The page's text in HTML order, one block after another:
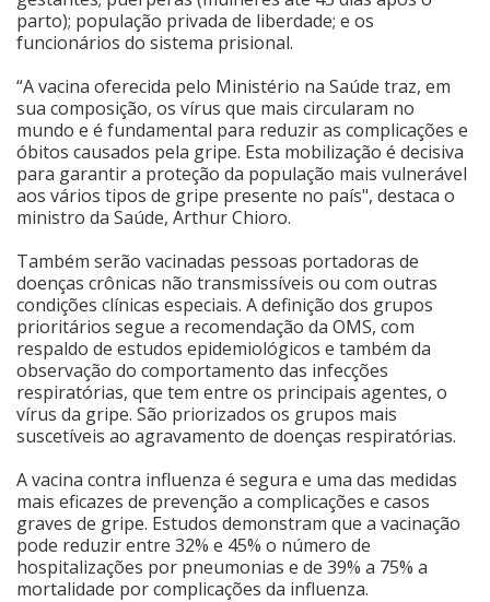
parto); população privada de liberdade; e os
funcionários do sistema prisional.
“A vacina oferecida pelo Ministério na Saúde traz, em
sua composição, os vírus que mais circularam no
mundo e é fundamental para reduzir as complicações e
óbitos causados pela gripe. Esta mobilização é decisiva
para garantir a proteção da população mais vulnerável
aos vários tipos de gripe presente no país", destaca o
ministro da Saúde, Arthur Chioro.
Também serão vacinadas pessoas portadoras de
doenças crônicas não transmissíveis ou com outras
condições clínicas especiais. A definição dos grupos
prioritários segue a recomendação da OMS, com
respaldo de estudos epidemiológicos e também da
observação do comportamento das infecções
respiratórias, que tem entre os principais agentes, o
vírus da gripe. São priorizados os grupos mais
suscetíveis ao agravamento de doenças respiratórias.
A vacina contra influenza é segura e uma das medidas
mais eficazes de prevenção a complicações e casos
graves de gripe. Estudos demonstram que a vacinação
pode reduzir entre 32% e 45% o número de
hospitalizações por pneumonias e de 39% a 75% a
mortalidade por complicações da influenza.